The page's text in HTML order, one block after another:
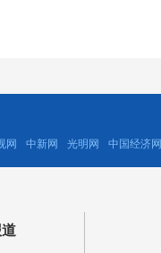
网 中新网 光明网 中国经济网